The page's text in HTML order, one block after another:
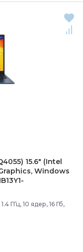
15.6" (Intel
Graphics, Windows
ГГц, 10 ядер, 16 Гб,